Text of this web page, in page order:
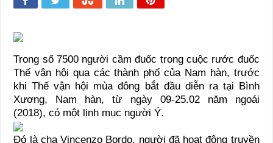
Trong số 7500 người cầm đuốc trong cuộc rước đuốc
Thế vận hội qua các thành phố của Nam hàn, trước
khi Thế vận hội mùa đông bắt đầu diễn ra tại Bình
Xương, Nam hàn, từ ngày 09-25.02 năm ngoái
(2018), có một linh mục người Ý.
Đó là cha Vincenzo Bordo, người đã hoạt động truyền